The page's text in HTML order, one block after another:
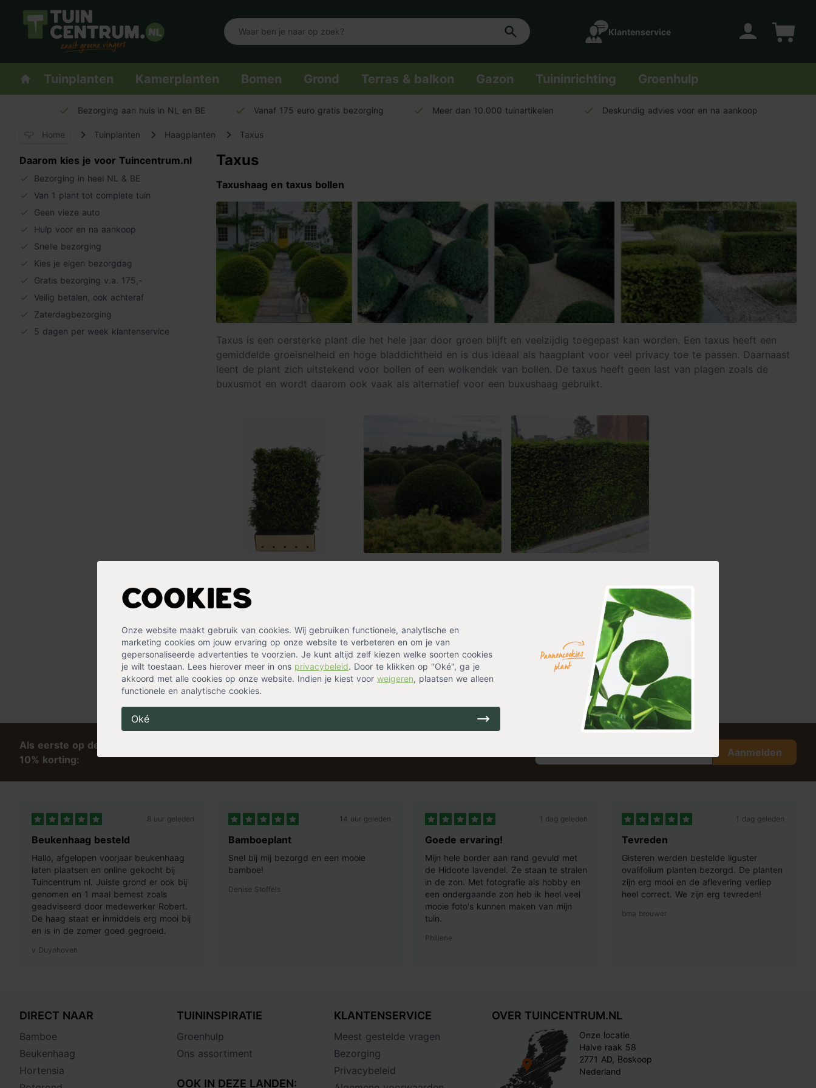
Logo Tuincentrum.nl
Klantenservice
Homepage
Tuinplanten Kamerplanten Bomen Grond Terras & balkon Gazon Tuininrichting Groenhulp
Cookies
Onze website maakt gebruik van cookies. Wij gebruiken functionele, analytische en
marketing cookies om jouw ervaring op onze website te verbeteren en om je van
gepersonaliseerde advertenties te voorzien. Je kunt altijd zelf kiezen welke soorten cookies
je wilt toestaan. Lees hierover meer in ons privacybeleid. Door te klikken op "Oké", ga je
akkoord met alle cookies op onze website. Indien je kiest voor weigeren, plaatsen we alleen
functionele en analytische cookies.
Oké
Bezorging aan huis in NL en BE Vanaf 175 euro gratis bezorging Meer dan 10.000 tuinartikelen Deskundig advies voor en na aankoop
Home Tuinplanten Haagplanten Taxus
Daarom kies je voor Tuincentrum.nl
Bezorging in heel NL & BE
Van 1 plant tot complete tuin
Geen vieze auto
Hulp voor en na aankoop
Snelle bezorging
Kies je eigen bezorgdag
Gratis bezorging v.a. 175,-
Veilig betalen, ook achteraf
Zaterdagbezorging
5 dagen per week klantenservice
Taxus
Taxushaag en taxus bollen
Taxus is een oersterke plant die het hele jaar door groen blijft en veelzijdig toegepast kan worden. Een taxus heeft een
gemiddelde groeisnelheid en hoge bladdichtheid en is dus ideaal als haagplant voor veel privacy toe te passen. Daarnaast
leent de plant zich uitstekend voor bollen of een wolkendek van bollen. De taxus heeft geen last van plagen zoals de
buxusmot en wordt daarom ook vaak als alternatief voor een buxushaag gebruikt.
QuickHedge Taxushaag
Taxus baccata
204,99
Verzending binnen 0-2 werkdagen
Taxusbol
Verzending binnen 0-2 werkdagen
Taxushaag
Verzending binnen 0-2 werkdagen
Als eerste op de hoogte van tips en exclusieve korting? Laat je emailadres achter en ontvang eenmalig
10% korting:
Aanmelden
8 uur geleden
Beukenhaag besteld
Hallo, afgelopen voorjaar beukenhaag
laten plaatsen en online gekocht bij
Tuincentrum nl. Juiste grond er ook bij
genomen en 1 maal bemest zoals
geadviseerd door medewerker Robert.
De haag staat er inmiddels erg mooi bij
en is in de zomer goed gegroeid.
v Duynhoven
14 uur geleden
Bamboeplant
Snel bij mij bezorgd en een mooie
bamboe!
Denise Stoffels
1 dag geleden
Goede ervaring!
Mijn hele border aan rand gevuld met
de Hidcote lavendel. Ze staan te stralen
in de zon. Met fotografie als hobby en
een ondergaande zon heb ik heel veel
mooie foto's kunnen maken van mijn
tuin.
Philiene
1 dag geleden
Tevreden
Gisteren werden bestelde liguster
ovalifolium planten bezorgd. De planten
zijn erg mooi en de aflevering verliep
heel correct. We zijn erg tevreden!
bma brouwer
DIRECT NAAR
Bamboe
Beukenhaag
Hortensia
TUININSPIRATIE
Groenhulp
Ons assortiment
OOK IN DEZE LANDEN:
KLANTENSERVICE
Meest gestelde vragen
Bezorging
Privacybeleid
OVER TUINCENTRUM.NL
Onze locatie
Halve raak 58
2771 AD, Boskoop
Nederland